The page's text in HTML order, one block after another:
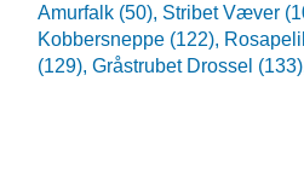
Amurfalk (50), Stribet Væver
Kobbersneppe (122),
(129), Gråstrubet Drossel